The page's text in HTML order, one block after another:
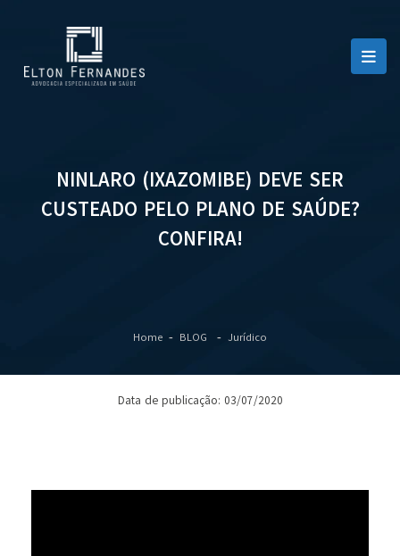
NINLARO (IXAZOMIBE) DEVE SER
CUSTEADO PELO PLANO DE SAÚDE?
CONFIRA!
Home BLOG Jurídico
Data de publicação: 03/07/2020